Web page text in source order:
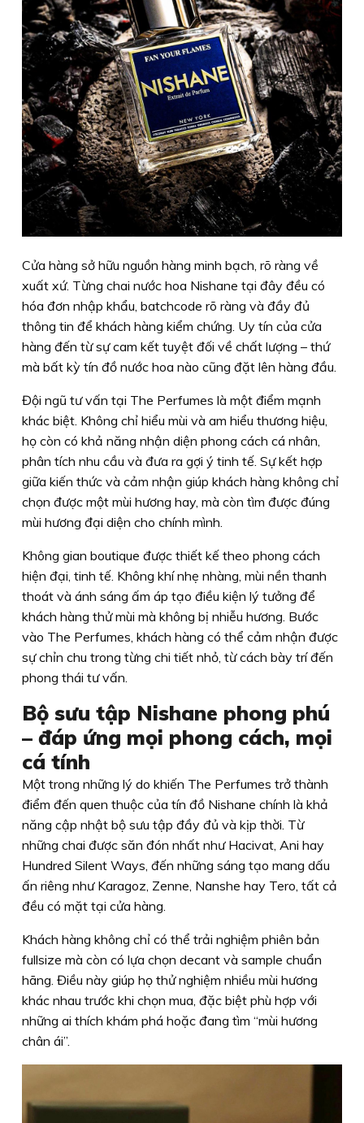
Cửa hàng sở hữu nguồn hàng minh bạch, rõ ràng về
xuất xứ. Từng chai nước hoa Nishane tại đây đều có
hóa đơn nhập khẩu, batchcode rõ ràng và đầy đủ
thông tin để khách hàng kiểm chứng. Uy tín của cửa
hàng đến từ sự cam kết tuyệt đối về chất lượng – thứ
mà bất kỳ tín đồ nước hoa nào cũng đặt lên hàng đầu.
Đội ngũ tư vấn tại The Perfumes là một điểm mạnh
khác biệt. Không chỉ hiểu mùi và am hiểu thương hiệu,
họ còn có khả năng nhận diện phong cách cá nhân,
phân tích nhu cầu và đưa ra gợi ý tinh tế. Sự kết hợp
giữa kiến thức và cảm nhận giúp khách hàng không chỉ
chọn được một mùi hương hay, mà còn tìm được đúng
mùi hương đại diện cho chính mình.
Không gian boutique được thiết kế theo phong cách
hiện đại, tinh tế. Không khí nhẹ nhàng, mùi nền thanh
thoát và ánh sáng ấm áp tạo điều kiện lý tưởng để
khách hàng thử mùi mà không bị nhiễu hương. Bước
vào The Perfumes, khách hàng có thể cảm nhận được
sự chỉn chu trong từng chi tiết nhỏ, từ cách bày trí đến
phong thái tư vấn.
Bộ sưu tập Nishane phong phú
– đáp ứng mọi phong cách, mọi
cá tính
Một trong những lý do khiến The Perfumes trở thành
điểm đến quen thuộc của tín đồ Nishane chính là khả
năng cập nhật bộ sưu tập đầy đủ và kịp thời. Từ
những chai được săn đón nhất như Hacivat, Ani hay
Hundred Silent Ways, đến những sáng tạo mang dấu
ấn riêng như Karagoz, Zenne, Nanshe hay Tero, tất cả
đều có mặt tại cửa hàng.
Khách hàng không chỉ có thể trải nghiệm phiên bản
fullsize mà còn có lựa chọn decant và sample chuẩn
hãng. Điều này giúp họ thử nghiệm nhiều mùi hương
khác nhau trước khi chọn mua, đặc biệt phù hợp với
những ai thích khám phá hoặc đang tìm “mùi hương
chân ái”.